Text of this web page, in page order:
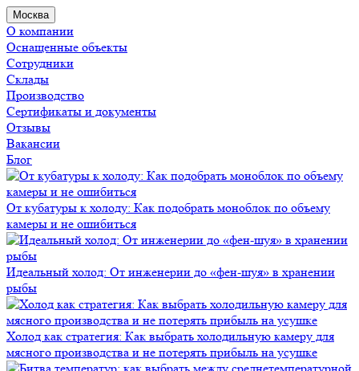
Москва
О компании
Оснащенные объекты
Сотрудники
Склады
Производство
Сертификаты и документы
Отзывы
Вакансии
Блог
От кубатуры к холоду: Как подобрать моноблок по объему
камеры и не ошибиться
Идеальный холод: От инженерии до «фен-шуя» в хранении
рыбы
Холод как стратегия: Как выбрать холодильную камеру для
мясного производства и не потерять прибыль на усушке